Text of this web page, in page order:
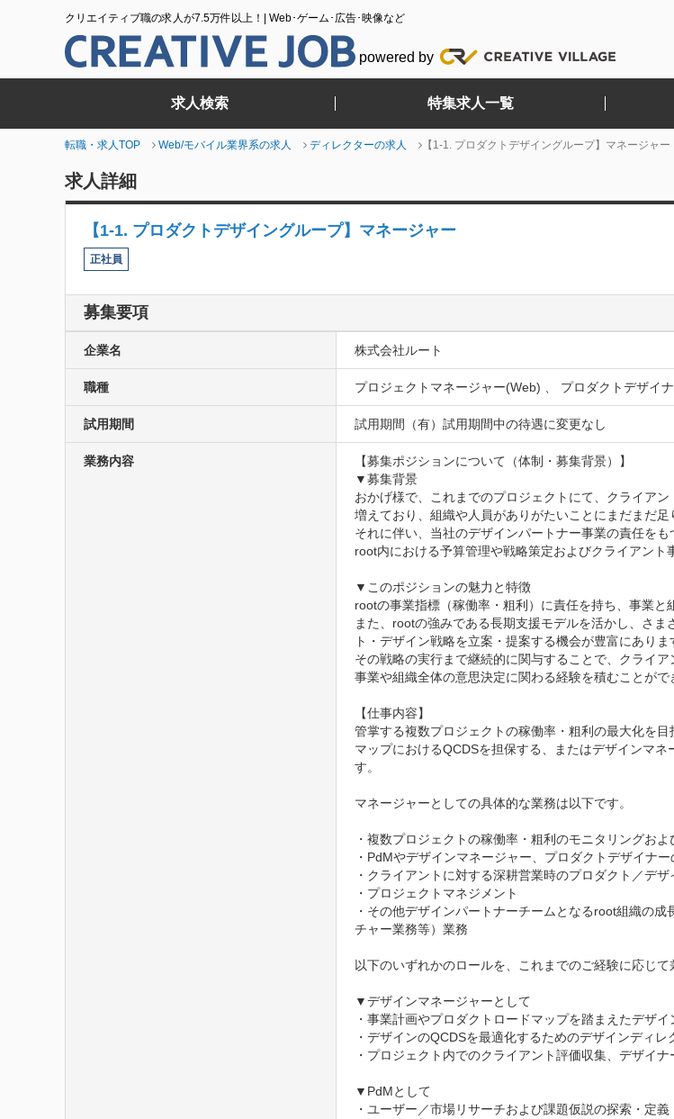
クリエイティブ職の求人が7.5万件以上！| Web･ゲーム･広告･映像など
powered by
求人検索 特集求人一覧
転職・求人TOP Web/モバイル業界系の求人 ディレクターの求人 【1-1. プロダクトデザイングループ】マネージャー
求人詳細
【1-1. プロダクトデザイングループ】マネージャー
正社員
募集要項
企業名 株式会社ルート
職種 プロジェクトマネージャー(Web) 、 プロダクトデザイ
試用期間 試用期間（有）試用期間中の待遇に変更なし
業務内容
【募集ポジションについて（体制・募集背景）】
▼募集背景
おかげ様で、これまでのプロジェクトにて、クライア
増えており、組織や人員がありがたいことにまだまだ足
それに伴い、当社のデザインパートナー事業の責任をも
root内における予算管理や戦略策定およびクライアント
▼このポジションの魅力と特徴
rootの事業指標（稼働率・粗利）に責任を持ち、事業と
また、rootの強みである長期支援モデルを活かし、さ
ト・デザイン戦略を立案・提案する機会が豊富にありま
その戦略の実行まで継続的に関与することで、クライ
事業や組織全体の意思決定に関わる経験を積むことが
【仕事内容】
管掌する複数プロジェクトの稼働率・粗利の最大化を
マップにおけるQCDSを担保する、またはデザインマ
す。
マネージャーとしての具体的な業務は以下です。
・複数プロジェクトの稼働率・粗利のモニタリングお
・PdMやデザインマネージャー、プロダクトデザイナ
・クライアントに対する深耕営業時のプロダクト／デ
・プロジェクトマネジメント
・その他デザインパートナーチームとなるroot組織の
チャー業務等）業務
以下のいずれかのロールを、これまでのご経験に応じて
▼デザインマネージャーとして
・事業計画やプロダクトロードマップを踏まえたデザ
・デザインのQCDSを最適化するためのデザインディレ
・プロジェクト内でのクライアント評価収集、デザイ
▼PdMとして
・ユーザー／市場リサーチおよび課題仮説の探索・定義